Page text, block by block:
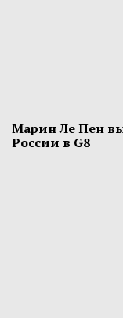
Марин Ле Пен
России в G8